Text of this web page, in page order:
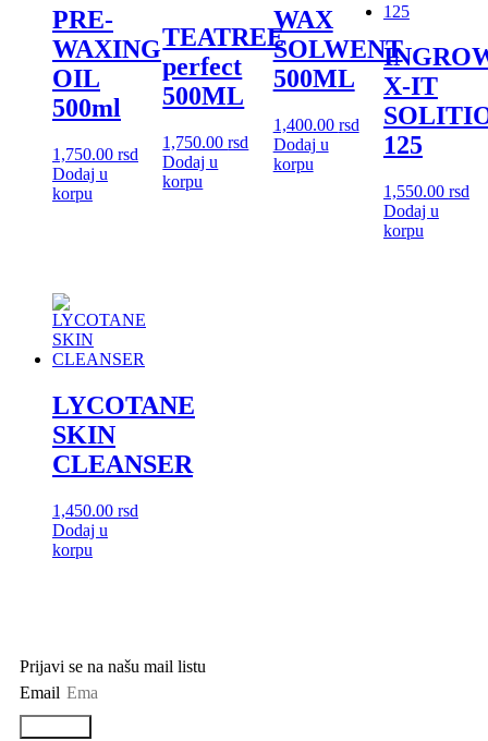
PRE-
WAXING
OIL
500ml
1,750.00 rsd
Dodaj u
korpu
TEATREE
perfect
500ML
1,750.00rsd
Dodaj u
korpu
WAX
SOLWENT
500ML
1,400.00 rsd
Dodaj u
korpu
X-IT
125
1,550.00 rsd
Dodaj u
korpu
LYCOTANE
SKIN
CLEANSER
1,450.00 rsd
Dodaj u
korpu
Prijavi se na našu mail listu
Email